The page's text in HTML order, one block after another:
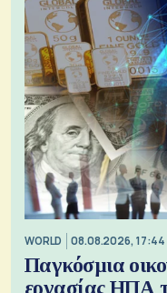
WORLD 08.08.2026, 17:44
Παγκόσμια
εργασίας ΗΠΑ